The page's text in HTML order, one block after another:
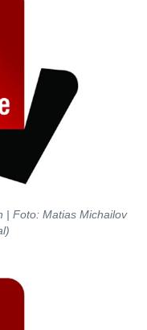
| Foto: Matias Michailov